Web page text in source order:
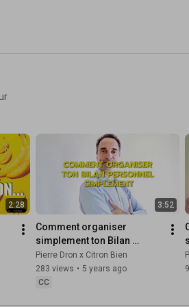
2:28 3:52
Comment organiser
simplement ton Bilan
personnel chaque mois
avec un Carnet ou un BUJO |
Citron Bien
Pierre Dron x Citron Bien
283 views • 5 years ago
CC